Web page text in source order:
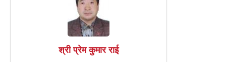
श्री प्रेम कुमार राई